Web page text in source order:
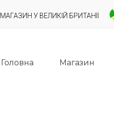
МАГАЗИН У ВЕЛИКІЙ БРИТАНІЇ
Головна Магазин